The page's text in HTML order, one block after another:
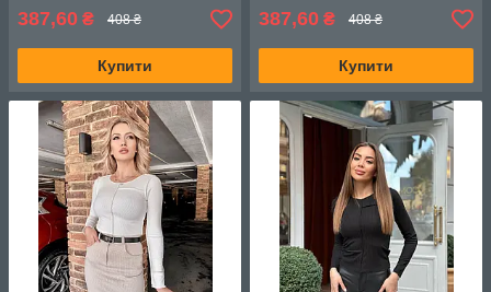
387,60 ₴ 408 ₴
Купити
387,60 ₴ 408 ₴
Купити